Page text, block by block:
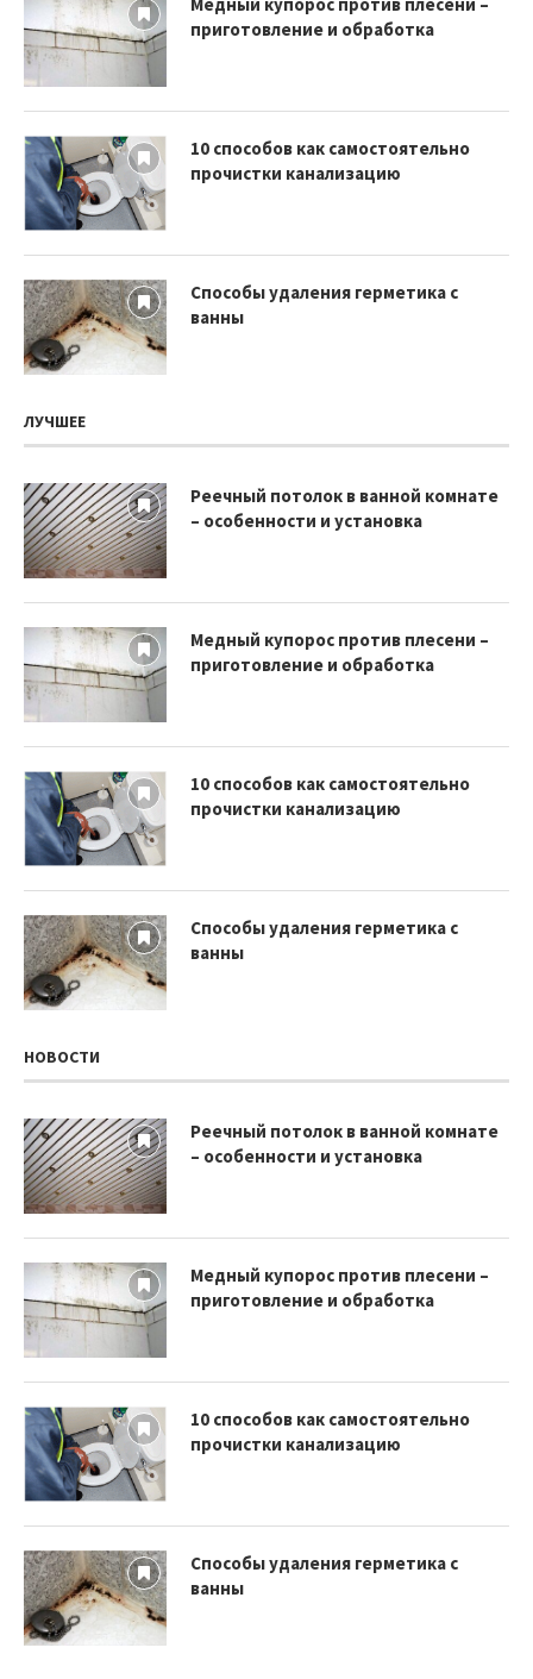
приготовление и обработка
10 способов как самостоятельно
прочистки канализацию
Способы удаления герметика с
ванны
ЛУЧШЕЕ
Реечный потолок в ванной комнате
– особенности и установка
Медный купорос против плесени –
приготовление и обработка
10 способов как самостоятельно
прочистки канализацию
Способы удаления герметика с
ванны
НОВОСТИ
Реечный потолок в ванной комнате
– особенности и установка
Медный купорос против плесени –
приготовление и обработка
10 способов как самостоятельно
прочистки канализацию
Способы удаления герметика с
ванны